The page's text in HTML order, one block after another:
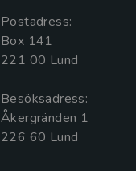
Postadress:
Box 141
221 00 Lund
Besöksadress:
Åkergränden 1